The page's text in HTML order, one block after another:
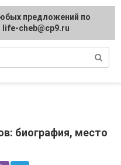
биография, место
предложений по
life-cheb@cp9.ru
предложений по
life-cheb@cp9.ru